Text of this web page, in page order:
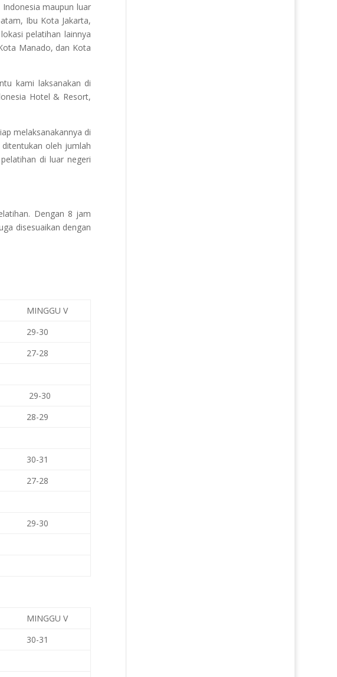
maupun luar
Ibu Kota Jakarta,
pelatihan lainnya
Manado, dan Kota
kami laksanakan di
Hotel & Resort,
melaksanakannya di
oleh jumlah
di luar negeri
Dengan 8 jam
disesuaikan dengan
MINGGU V
29-30
27-28
29-30
28-29
30-31
27-28
29-30
MINGGU V
30-31